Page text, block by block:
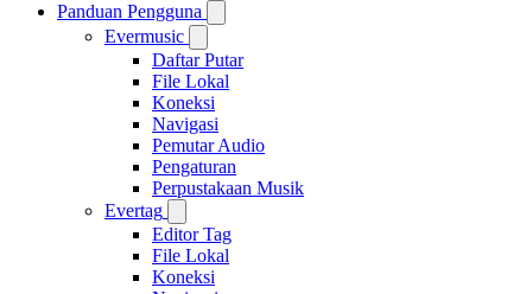
Panduan Pengguna
Evermusic
Daftar Putar
File Lokal
Koneksi
Navigasi
Pemutar Audio
Pengaturan
Perpustakaan Musik
Evertag
Editor Tag
File Lokal
Koneksi